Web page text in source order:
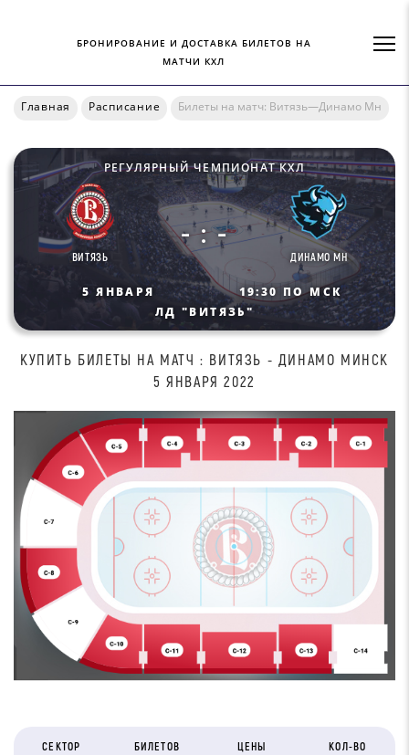
БРОНИРОВАНИЕ И ДОСТАВКА БИЛЕТОВ НА
МАТЧИ КХЛ
Главная Расписание Билеты на матч: Витязь—Динамо Мн
РЕГУЛЯРНЫЙ ЧЕМПИОНАТ КХЛ
ВИТЯЗЬ
- : -
ДИНАМО МН
5 ЯНВАРЯ
19:30 ПО МСК
ЛД "BИТЯЗЬ"
КУПИТЬ БИЛEТЫ НА МАТЧ : BИТЯЗЬ - ДИНAМO МИНСК
5 ЯНВАРЯ 2022
СЕКТОР БИЛЕТОВ ЦЕНЫ КОЛ-ВО